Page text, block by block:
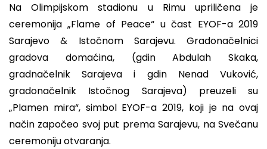
Na Olimpijskom stadionu u Rimu upriličena je
ceremonija „Flame of Peace“ u čast EYOF-a 2019
Sarajevo & Istočnom Sarajevu. Gradonačelnici
gradova domaćina, (gdin Abdulah Skaka,
gradnačelnik Sarajeva i gdin Nenad Vuković,
gradonačelnik Istočnog Sarajeva) preuzeli su
„Plamen mira“, simbol EYOF-a 2019, koji je na ovaj
način započeo svoj put prema Sarajevu, na Svečanu
ceremoniju otvaranja.